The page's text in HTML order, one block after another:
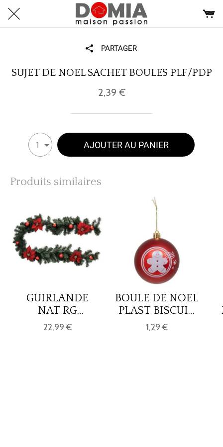
PARTAGER
SUJET DE NOEL SACHET BOULES PLF/PDP
2,39 €
1 AJOUTER AU PANIER
Produits similaires
GUIRLANDE
NAT RG
POINSETTIA 2M
22,99 €
BOULE DE NOEL
PLAST BISCUIT
TIM RG 80MM
1,29 €